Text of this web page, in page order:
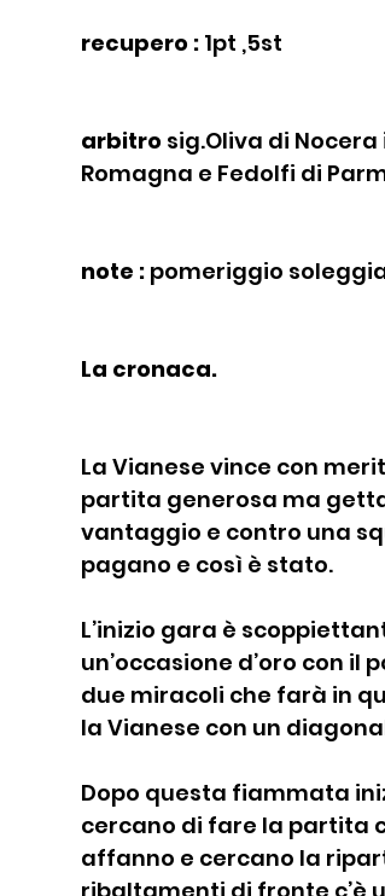
recupero : 1pt ,5st
arbitro sig.Oliva di
Romagna e Fedolfi di
note : pomeriggio
La cronaca.
La Vianese vince con
partita generosa ma
vantaggio e contro una
pagano e così è stato.
L’inizio gara è
un’occasione d’oro con
due miracoli che farà in
la Vianese con un
Dopo questa fiammata
cercano di fare la partita
affanno e cercano la